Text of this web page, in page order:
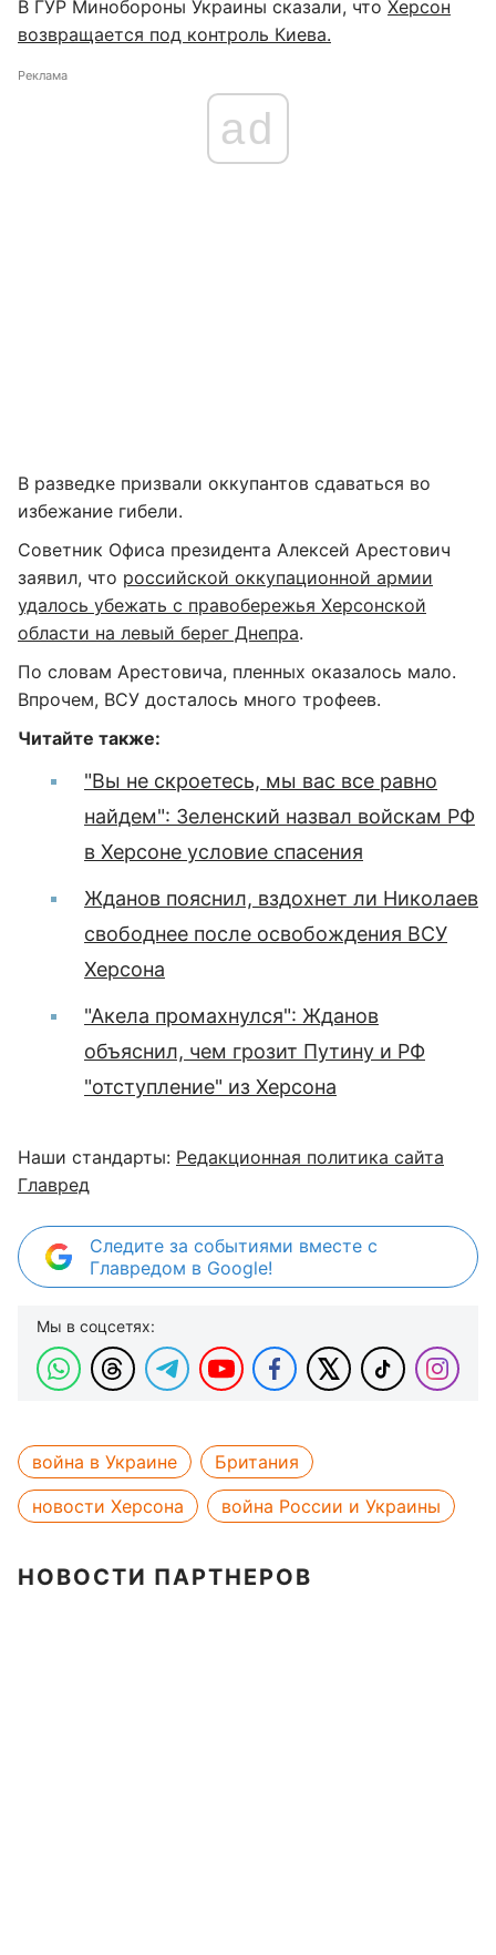
В ГУР Минобороны Украины сказали, что Херсон
возвращается под контроль Киева.
Реклама
ad
В разведке призвали оккупантов сдаваться во
избежание гибели.
Советник Офиса президента Алексей Арестович
заявил, что российской оккупационной армии
удалось убежать с правобережья Херсонской
области на левый берег Днепра.
По словам Арестовича, пленных оказалось мало.
Впрочем, ВСУ досталось много трофеев.
Читайте также:
"Вы не скроетесь, мы вас все равно
найдем": Зеленский назвал войскам РФ
в Херсоне условие спасения
Жданов пояснил, вздохнет ли Николаев
свободнее после освобождения ВСУ
Херсона
"Акела промахнулся": Жданов
объяснил, чем грозит Путину и РФ
"отступление" из Херсона
Наши стандарты: Редакционная политика сайта
Главред
Следите за событиями вместе с
Главредом в Google!
Мы в соцсетях:
война в Украине
Британия
новости Херсона
война России и Украины
НОВОСТИ ПАРТНЕРОВ